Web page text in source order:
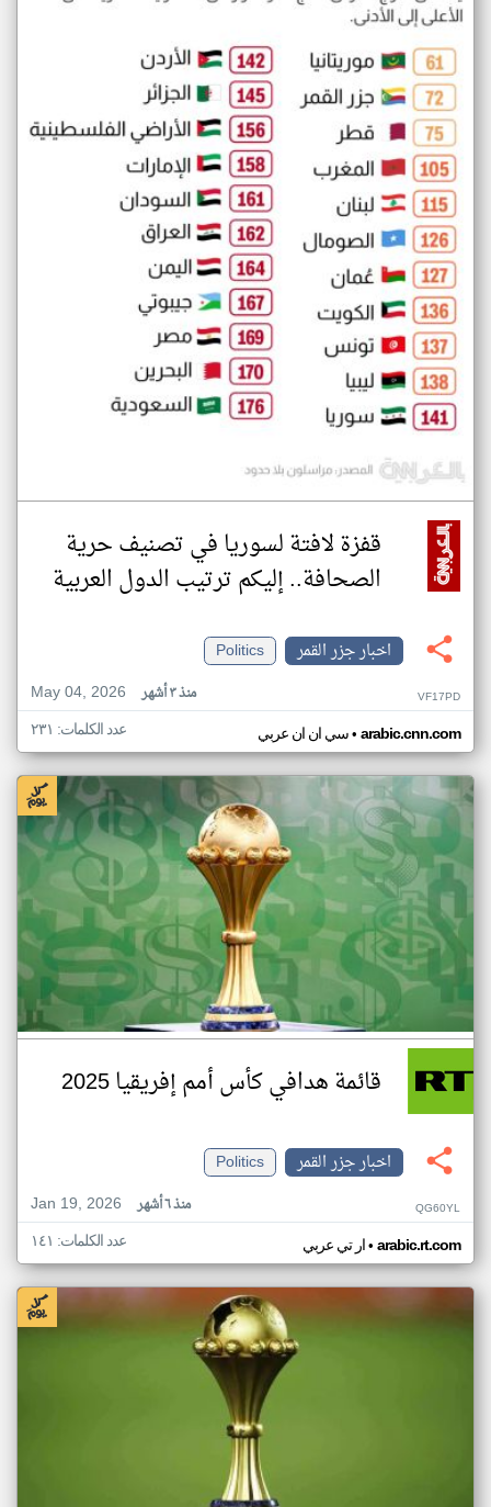
قفزة لافتة لسوريا في تصنيف حرية
الصحافة.. إليكم ترتيب الدول العربية
اخبار جزر القمر
Politics
May 04, 2026
منذ ٣ أشهر VF17PD
سي ان ان عربي• arabic.cnn.com عدد الكلمات: ٢٣١
قائمة هدافي كأس أمم إفريقيا 2025
اخبار جزر القمر
Politics
Jan 19, 2026
منذ ٦ أشهر QG60YL
ار تي عربي• arabic.rt.com عدد الكلمات: ١٤١